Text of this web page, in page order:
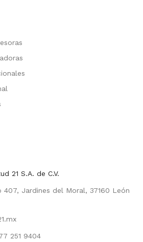
21 S.A. de C.V.
407, Jardines del Moral, 37160 León
251 9404